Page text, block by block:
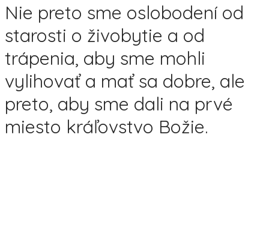
Nie preto sme oslobodení od
starosti o živobytie a od
trápenia, aby sme mohli
vylihovať a mať sa dobre, ale
preto, aby sme dali na prvé
miesto kráľovstvo Božie.